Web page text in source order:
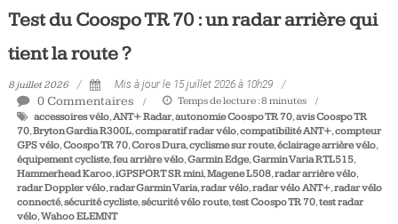
Test du Coospo TR 70 : un radar arrière qui
tient la route ?
8 juillet 2026 Mis à jour le 15 juillet 2026 à 10h29
0 Commentaires Temps de lecture :8 minutes
accessoires vélo,ANT+ Radar,autonomie Coospo TR 70,avis Coospo TR
70,Bryton Gardia R300L,comparatif radar vélo,compatibilité ANT+,compteur
GPS vélo,Coospo TR 70,Coros Dura,cyclisme sur route,éclairage arrière vélo,
équipement cycliste,feu arrière vélo,Garmin Edge,Garmin Varia RTL515,
Hammerhead Karoo,iGPSPORT SR mini,Magene L508,radar arrière vélo,
radar Doppler vélo,radar Garmin Varia,radar vélo,radar vélo ANT+,radar vélo
connecté,sécurité cycliste,sécurité vélo route,test Coospo TR 70,test radar
vélo,Wahoo ELEMNT